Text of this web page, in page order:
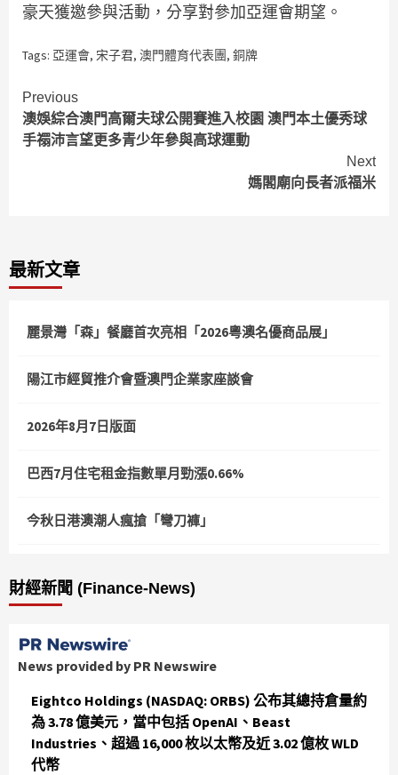
豪天獲邀參與活動，分享對參加亞運會期望。
Tags: 亞運會, 宋子君, 澳門體育代表團, 銅牌
Continue
Reading
Previous
澳娛綜合澳門高爾夫球公開賽進入校園 澳門本土優秀球
手禤沛言望更多青少年參與高球運動
Next
媽閣廟向長者派福米
最新文章
麗景灣「森」餐廳首次亮相「2026粵澳名優商品展」
陽江市經貿推介會暨澳門企業家座談會
2026年8月7日版面
巴西7月住宅租金指數單月勁漲0.66%
今秋日港澳潮人瘋搶「彎刀褲」
財經新聞 (Finance-News)
News provided by PR Newswire
Eightco Holdings (NASDAQ: ORBS) 公布其總持倉量約
為 3.78 億美元，當中包括 OpenAI、Beast
Industries、超過 16,000 枚以太幣及近 3.02 億枚 WLD
代幣